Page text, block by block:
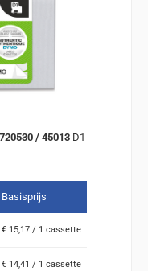
/ 45013 D1
Basisprijs
€ 15,17 / 1 cassette
€ 14,41 / 1 cassette